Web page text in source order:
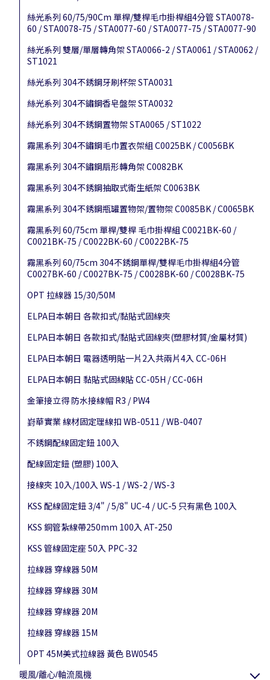
絲光系列 60/75/90Cm 單桿/雙桿毛巾掛桿組4分管 STA0078-
60 / STA0078-75 / STA0077-60 / STA0077-75 / STA0077-90
絲光系列 雙層/單層轉角架 STA0066-2 / STA0061 / STA0062 /
ST1021
絲光系列 304不銹鋼牙刷杯架 STA0031
絲光系列 304不鏽鋼香皂盤架 STA0032
絲光系列 304不銹鋼置物架 STA0065 / ST1022
霧黑系列 304不鏽鋼毛巾置衣架組 C0025BK / C0056BK
霧黑系列 304不鏽鋼扇形轉角架 C0082BK
霧黑系列 304不銹鋼抽取式衛生紙架 C0063BK
霧黑系列 304不銹鋼瓶罐置物架/置物架 C0085BK / C0065BK
霧黑系列 60/75cm 單桿/雙桿 毛巾掛桿組 C0021BK-60 /
C0021BK-75 / C0022BK-60 / C0022BK-75
霧黑系列 60/75cm 304不銹鋼單桿/雙桿毛巾掛桿組4分管
C0027BK-60 / C0027BK-75 / C0028BK-60 / C0028BK-75
OPT 拉線器 15/30/50M
ELPA日本朝日 各款扣式/黏貼式固線夾
ELPA日本朝日 各款扣式/黏貼式固線夾(塑膠材質/金屬材質)
ELPA日本朝日 電器透明貼一片2入共兩片4入 CC-06H
ELPA日本朝日 黏貼式固線貼 CC-05H / CC-06H
金筆接立得 防水接線帽 R3 / PW4
崶華實業 線材固定理線扣 WB-0511 / WB-0407
不銹鋼配線固定鈕 100入
配線固定鈕 (塑膠) 100入
接線夾 10入/100入 WS-1 / WS-2 / WS-3
KSS 配線固定鈕 3/4" / 5/8" UC-4 / UC-5 只有黑色 100入
KSS 銅管紮線帶250mm 100入 AT-250
KSS 管線固定座 50入 PPC-32
拉線器 穿線器 50M
拉線器 穿線器 30M
拉線器 穿線器 20M
拉線器 穿線器 15M
OPT 45M美式拉線器 黃色 BW0545
暖風/離心/軸流風機